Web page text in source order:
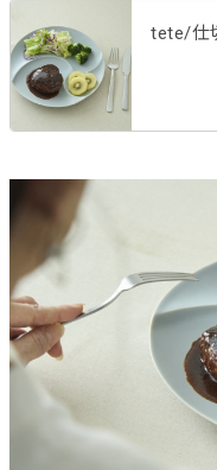
tete/仕